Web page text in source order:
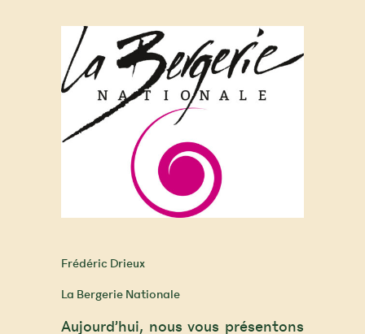
Frédéric Drieux
La Bergerie Nationale
Aujourd’hui, nous vous présentons